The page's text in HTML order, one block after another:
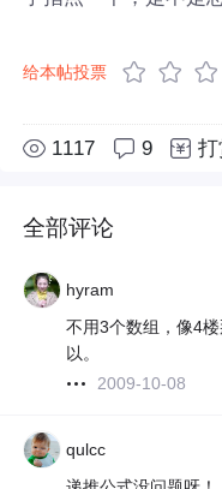
给本帖投票
1117 9 打
全部评论
hyram
不用3个数组，像4
以。
2009-10-08
qulcc